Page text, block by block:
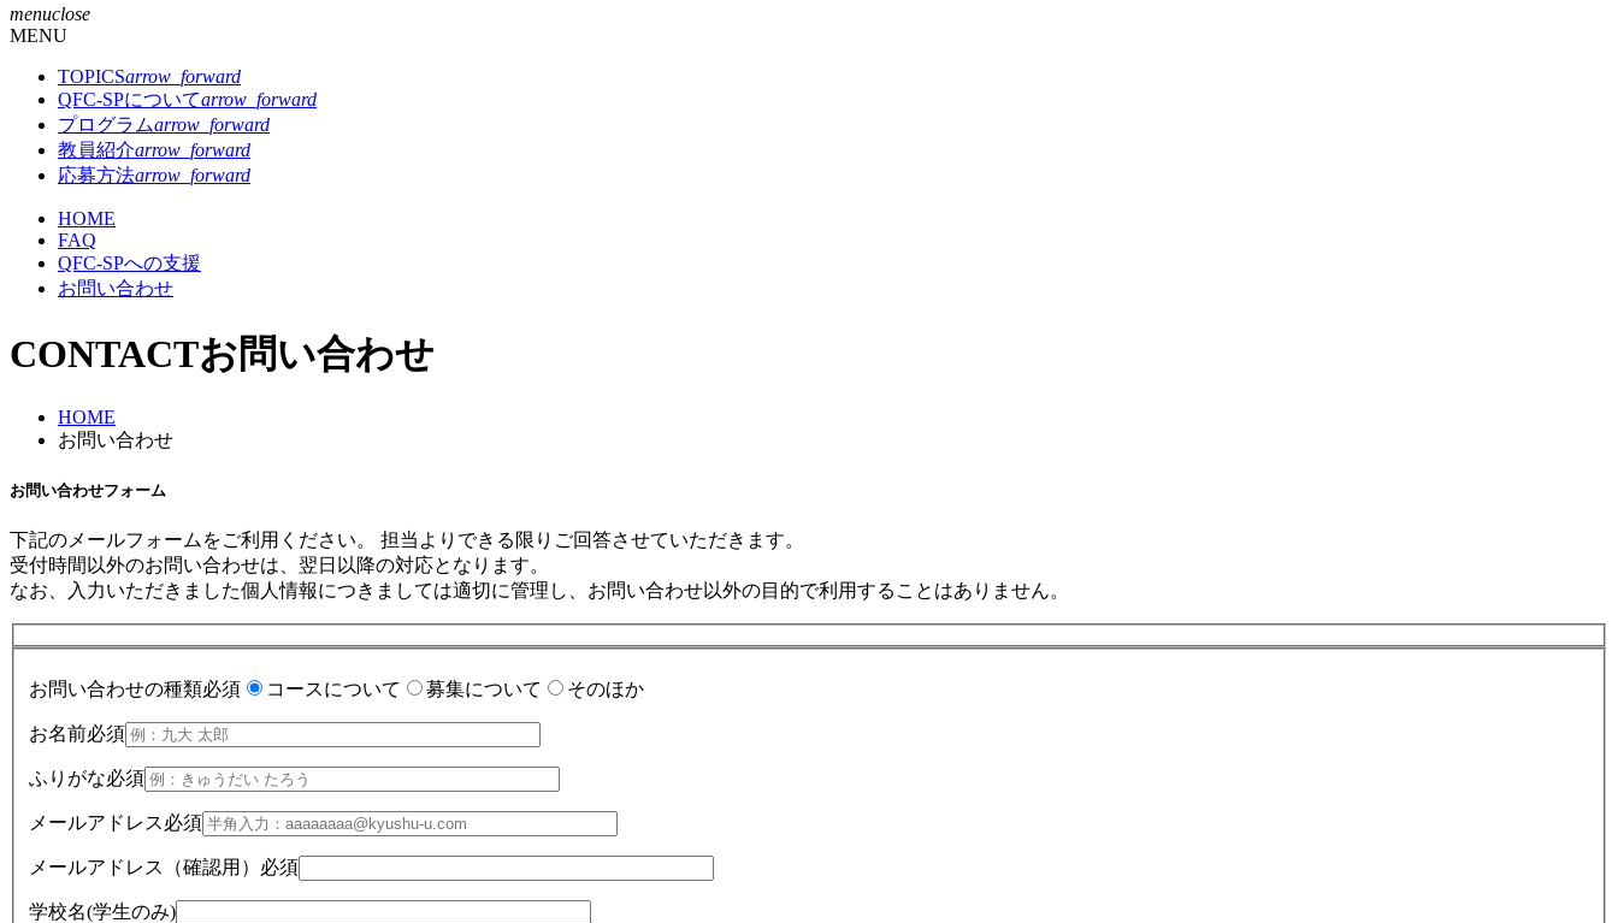
menuclose
MENU
TOPICSarrow_forward
QFC-SPについてarrow_forward
プログラムarrow_forward
教員紹介arrow_forward
応募方法arrow_forward
HOME
FAQ
QFC-SPへの支援
お問い合わせ
CONTACTお問い合わせ
HOME
お問い合わせ
お問い合わせフォーム
下記のメールフォームをご利用ください。 担当よりできる限りご回答させていただきます。
受付時間以外のお問い合わせは、翌日以降の対応となります。
なお、入力いただきました個人情報につきましては適切に管理し、お問い合わせ以外の目的で利用することはありません。
お問い合わせの種類必須 コースについて 募集について そのほか
お名前必須
ふりがな必須
メールアドレス必須
メールアドレス（確認用） 必須
学校名(学生のみ)